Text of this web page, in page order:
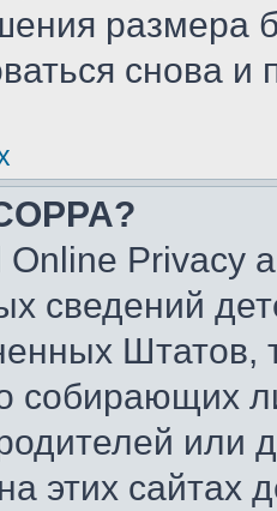
размера
снова и
Online Privacy
сведений
Штатов,
собирающих
или
этих сайтах